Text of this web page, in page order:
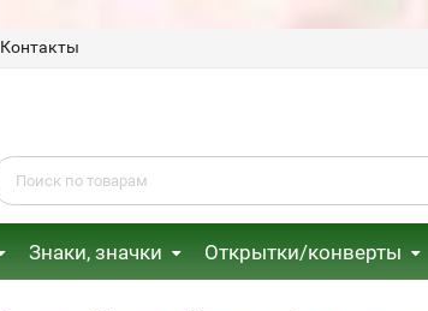
Контакты
Знаки, значки Открытки/конверты